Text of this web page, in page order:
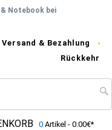
Notebook bei
Versand & Bezahlung
Rückkehr
0 Artikel - 0.00€*